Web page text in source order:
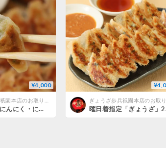
¥4,000
曜日着指定にんにく・にら入り「ぎょうざ」48個（冷凍） 曜日着